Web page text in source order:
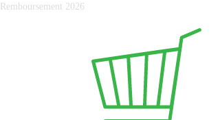
Remboursement 2026